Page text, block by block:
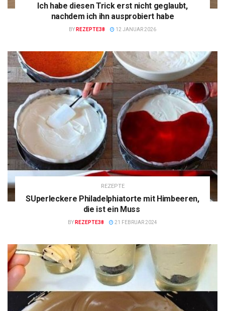
Ich habe diesen Trick erst nicht geglaubt,
nachdem ich ihn ausprobiert habe
BY REZEPTE38 12 JANUAR 2026
REZEPTE
SUperleckere Philadelphiatorte mit Himbeeren,
die ist ein Muss
BY REZEPTE38 21 FEBRUAR 2024